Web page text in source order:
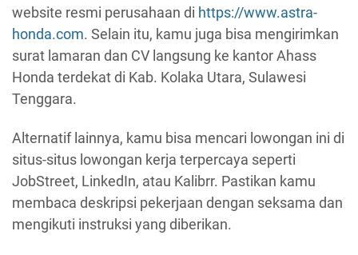
website resmi perusahaan di https://www.astra-
honda.com. Selain itu, kamu juga bisa mengirimkan
surat lamaran dan CV langsung ke kantor Ahass
Honda terdekat di Kab. Kolaka Utara, Sulawesi
Tenggara.
Alternatif lainnya, kamu bisa mencari lowongan ini di
situs-situs lowongan kerja terpercaya seperti
JobStreet, LinkedIn, atau Kalibrr. Pastikan kamu
membaca deskripsi pekerjaan dengan seksama dan
mengikuti instruksi yang diberikan.